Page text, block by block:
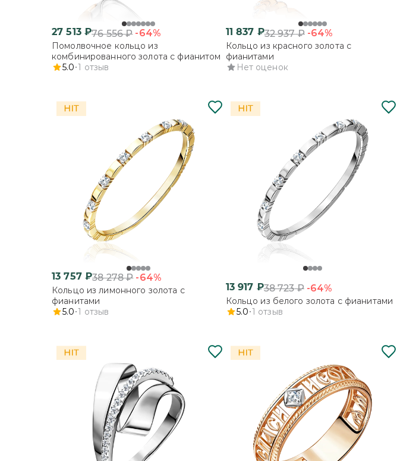
27 513₽76 556₽ -64%
Помолвочное кольцо из
комбинированного золота с фианитом
5.0 1 отзыв
11 837 ₽32 937₽ -64%
Кольцо из красного золота с
фианитами
Нет оценок
13 757₽38 278₽ -64%
Кольцо из лимонного золота с
фианитами
5.0 1 отзыв
13 917 ₽38 723₽ -64%
Кольцо из белого золота с фианитами
5.0 1 отзыв